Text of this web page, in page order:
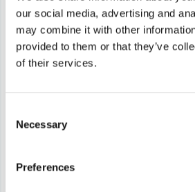
our social media, advertising and
may combine it with other
provided to them or that they’ve
of their services.
Selection
Necessary
Preferences
1 706 kr